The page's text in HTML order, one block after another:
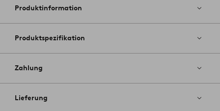
Produktinformation
Produktspezifikation
Zahlung
Lieferung